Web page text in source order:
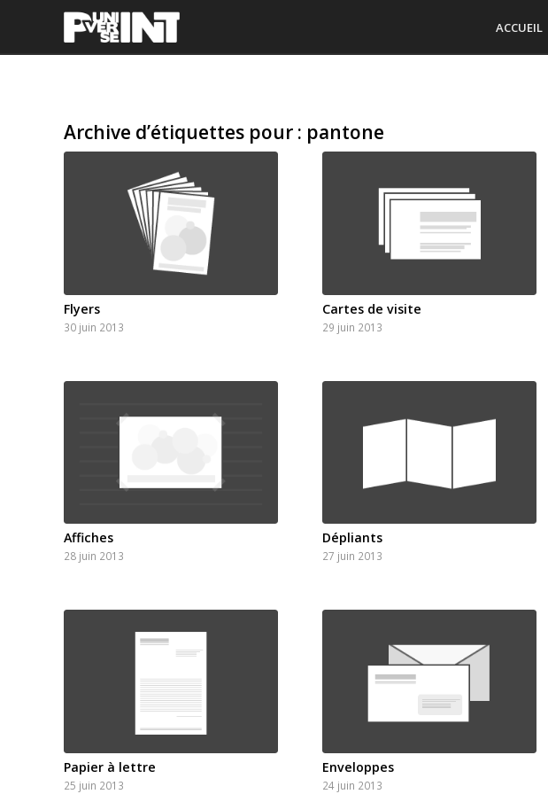
ACCUEIL
Archive d’étiquettes pour : pantone
Flyers
30 juin 2013
Cartes de visite
29 juin 2013
Affiches
28 juin 2013
Dépliants
27 juin 2013
Papier à lettre
25 juin 2013
Enveloppes
24 juin 2013